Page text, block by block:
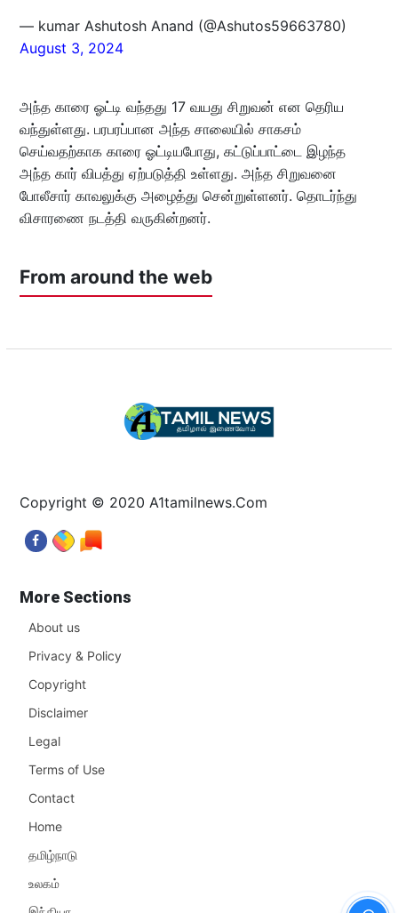
— kumar Ashutosh Anand (@Ashutos59663780)
August 3, 2024
அந்த காரை ஓட்டி வந்தது 17 வயது சிறுவன் என தெரிய
வந்துள்ளது. பரபரப்பான அந்த சாலையில் சாகசம்
செய்வதற்காக காரை ஓட்டியபோது, கட்டுப்பாட்டை இழந்த
அந்த கார் விபத்து ஏற்படுத்தி உள்ளது. அந்த சிறுவனை
போலீசார் காவலுக்கு அழைத்து சென்றுள்ளனர். தொடர்ந்து
விசாரணை நடத்தி வருகின்றனர்.
From around the web
Copyright © 2020 A1tamilnews.Com
More Sections
About us
Privacy & Policy
Copyright
Disclaimer
Legal
Terms of Use
Contact
Home
தமிழ்நாடு
உலகம்